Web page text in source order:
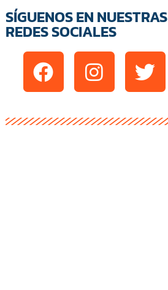
SÍGUENOS EN NUESTRAS
REDES SOCIALES